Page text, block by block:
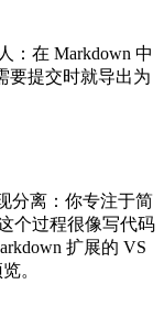
：在 Markdown 中
要提交时就导出为
分离：你专注于简
个过程很像写代码
扩展的 VS
。